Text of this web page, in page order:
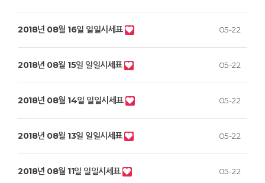
2018년 08월 16일 일일시세표 05-22
2018년 08월 15일 일일시세표 05-22
2018년 08월 14일 일일시세표 05-22
2018년 08월 13일 일일시세표 05-22
2018년 08월 11일 일일시세표 05-22